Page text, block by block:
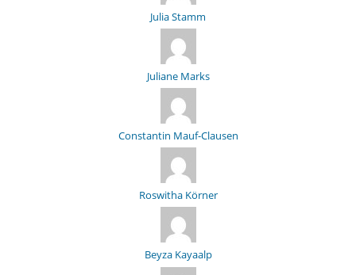
Julia Stamm
Juliane Marks
Constantin Mauf-Clausen
Roswitha Körner
Beyza Kayaalp